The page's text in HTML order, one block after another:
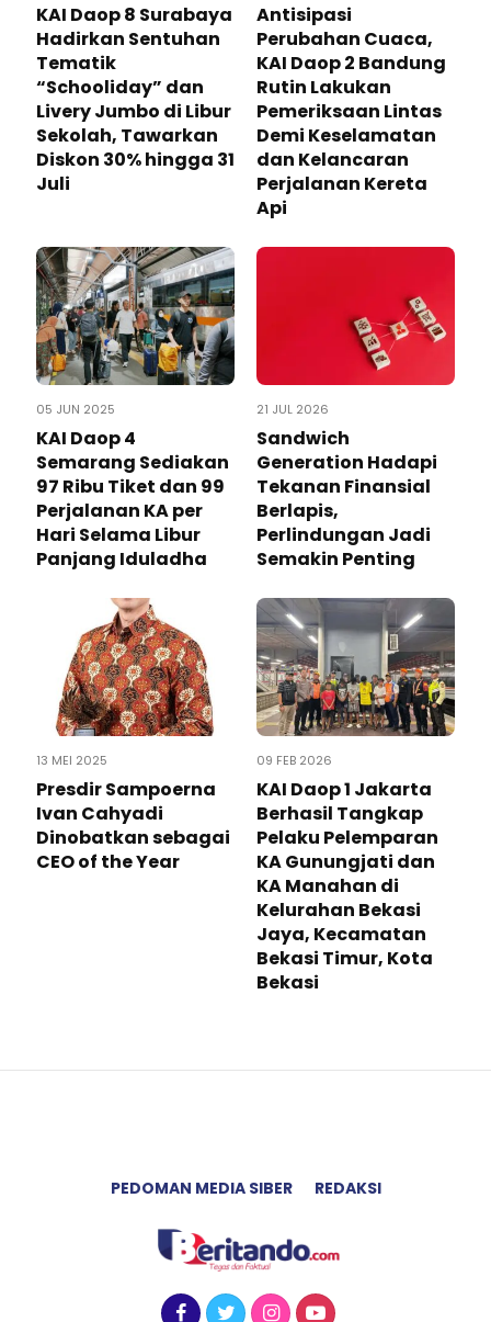
KAI Daop 8 Surabaya
Hadirkan Sentuhan
Tematik
“Schooliday” dan
Livery Jumbo di Libur
Sekolah, Tawarkan
Diskon 30% hingga 31
Juli
Antisipasi
Perubahan Cuaca,
KAI Daop 2 Bandung
Rutin Lakukan
Pemeriksaan Lintas
Demi Keselamatan
dan Kelancaran
Perjalanan Kereta
Api
05 JUN 2025
KAI Daop 4
Semarang Sediakan
97 Ribu Tiket dan 99
Perjalanan KA per
Hari Selama Libur
Panjang Iduladha
21 JUL 2026
Sandwich
Generation Hadapi
Tekanan Finansial
Berlapis,
Perlindungan Jadi
Semakin Penting
13 MEI 2025
Presdir Sampoerna
Ivan Cahyadi
Dinobatkan sebagai
CEO of the Year
09 FEB 2026
KAI Daop 1 Jakarta
Berhasil Tangkap
Pelaku Pelemparan
KA Gunungjati dan
KA Manahan di
Kelurahan Bekasi
Jaya, Kecamatan
Bekasi Timur, Kota
Bekasi
PEDOMAN MEDIA SIBER REDAKSI